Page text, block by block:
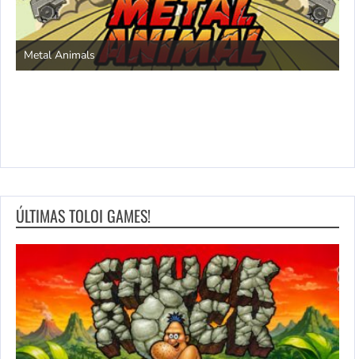
Metal Animals
ÚLTIMAS TOLOI GAMES!